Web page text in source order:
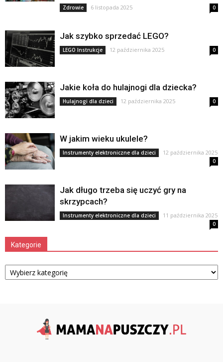
Zdrowie 6 listopada 2025 0
Jak szybko sprzedać LEGO?
LEGO Instrukcje 12 października 2025 0
Jakie koła do hulajnogi dla dziecka?
Hulajnogi dla dzieci 12 października 2025 0
W jakim wieku ukulele?
Instrumenty elektroniczne dla dzieci 12 października 2025
0
Jak długo trzeba się uczyć gry na
skrzypcach?
Instrumenty elektroniczne dla dzieci 11 października 2025
0
Kategorie
Kategorie